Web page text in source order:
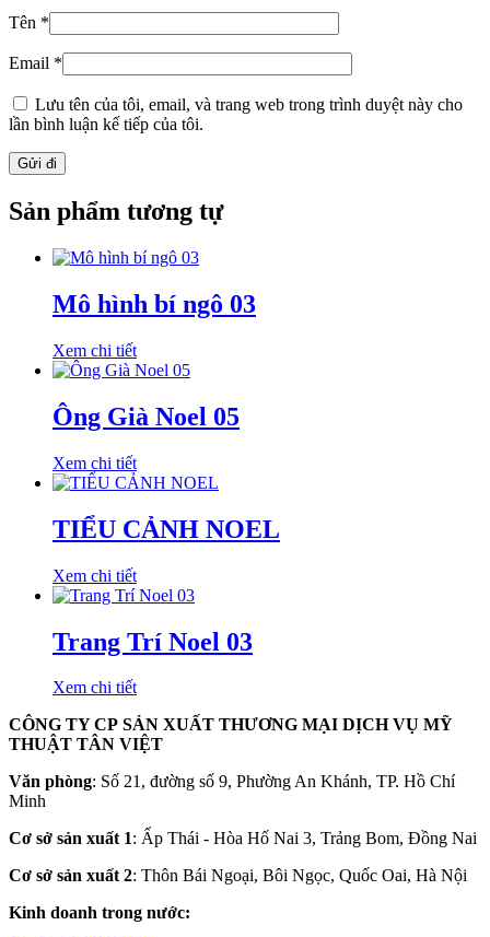
Tên *
Email *
Lưu tên của tôi, email, và trang web trong trình duyệt này cho
lần bình luận kế tiếp của tôi.
Sản phẩm tương tự
Mô hình bí ngô 03
Xem chi tiết
Ông Già Noel 05
Xem chi tiết
TIỂU CẢNH NOEL
Xem chi tiết
Trang Trí Noel 03
Xem chi tiết
CÔNG TY CP SẢN XUẤT THƯƠNG MẠI DỊCH VỤ MỸ
THUẬT TÂN VIỆT
Văn phòng: Số 21, đường số 9, Phường An Khánh, TP. Hồ Chí
Minh
Cơ sở sản xuất 1: Ấp Thái - Hòa Hố Nai 3, Trảng Bom, Đồng Nai
Cơ sở sản xuất 2: Thôn Bái Ngoại, Bôi Ngọc, Quốc Oai, Hà Nội
Kinh doanh trong nước: